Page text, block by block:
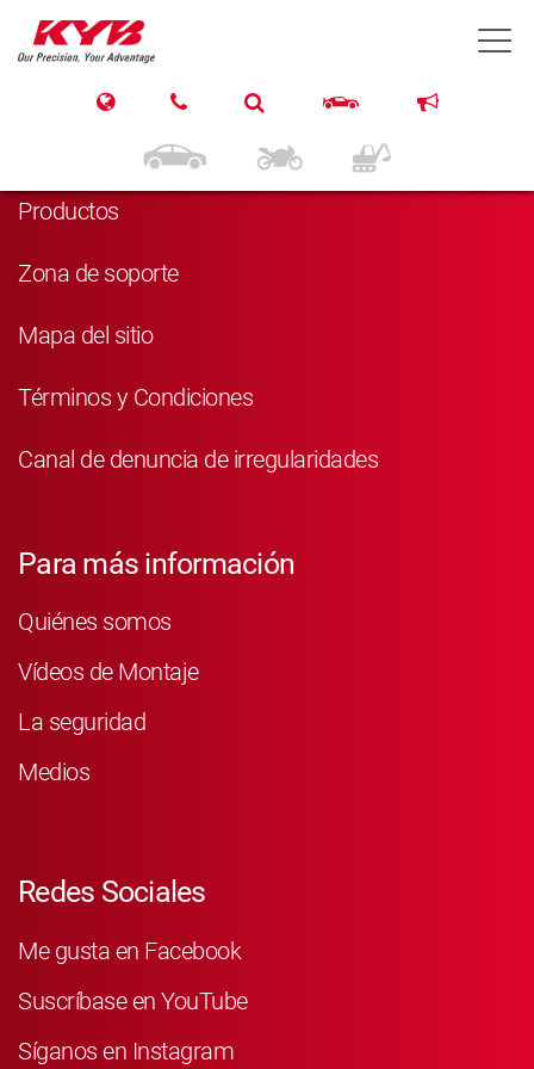
Navegación
Productos
Zona de soporte
Mapa del sitio
Términos y Condiciones
Canal de denuncia de irregularidades
Para más información
Quiénes somos
Vídeos de Montaje
La seguridad
Medios
Redes Sociales
Me gusta en Facebook
Suscríbase en YouTube
Síganos en Instagram